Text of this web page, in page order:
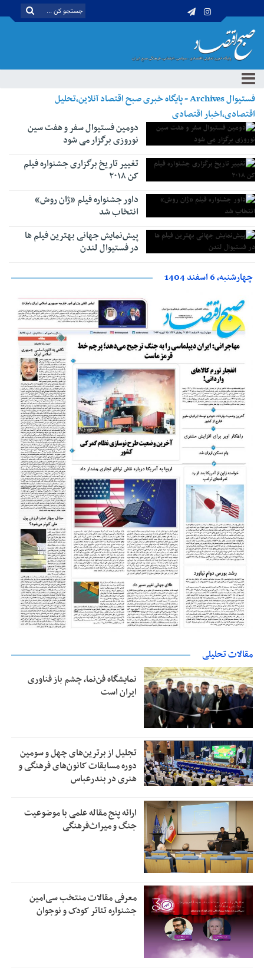
فستیوال Archives - پایگاه خبری صبح اقتصاد آنلاین،تحلیل
اقتصادی،اخبار اقتصادی
دومین فستیوال سفر و هفت سین
نوروزی برگزار می شود
تغییر تاریخ برگزاری جشنواره فیلم
کن ۲۰۱۸
داور جشنواره فیلم «ژان روش»
انتخاب شد
پیش‌نمایش جهانی بهترین فیلم ها
در فستیوال لندن
چهارشنبه، 6 اسفند 1404
مقالات تحلیلی
نمایشگاه فن‌نما، چشم باز فناوری
ایران است
تجلیل از بر‌ترین‌های چهل و سومین
دوره مسابقات کانون‌های فرهنگی و
هنری در بندرعباس
ارائه پنج مقاله علمی با موضوعیت
جنگ و میراث‌فرهنگی
معرفی مقالات منتخب سی‌امین
جشنواره تئاتر کودک و نوجوان